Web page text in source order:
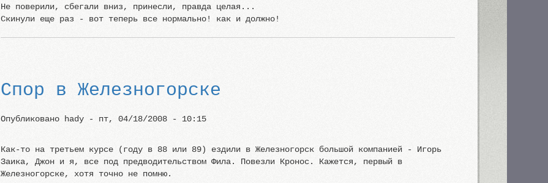
Не поверили, сбегали вниз, принесли, правда целая...
Скинули еще раз - вот теперь все нормально! как и должно!
Спор в Железногорске
Опубликовано hady- пт, 04/18/2008 - 10:15
Как-то на третьем курсе (году в 88 или 89) ездили в Железногорск большой компанией - Игорь
Заика, Джон и я, все под предводительством Фила. Повезли Кронос. Кажется, первый в
Железногорске, хотя точно не помню.